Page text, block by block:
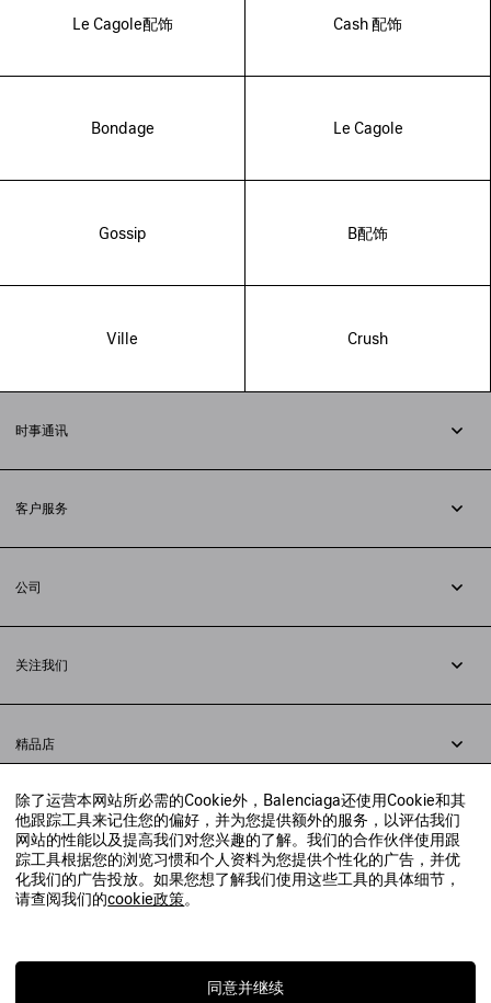
除了运营本网站所必需的Cookie外，Balenciaga还使用Cookie和其
他跟踪工具来记住您的偏好，并为您提供额外的服务，以评估我们
网站的性能以及提高我们对您兴趣的了解。我们的合作伙伴使用跟
踪工具根据您的浏览习惯和个人资料为您提供个性化的广告，并优
化我们的广告投放。如果您想了解我们使用这些工具的具体细节，
请查阅我们的cookie政策。
同意并继续
Le Cagole配饰 Cash 配饰
Bondage Le Cagole
Gossip B配饰
Ville Crush
时事通讯
客户服务
配送方式
支付
常见问题解答
公司
法律问题
联合国世界粮食计划署
举报平台
关注我们
小红书
精品店
寻找附近的精品店
实时聊天客服
发送邮件
我们将在24小时内给予回复
联系我们：400-610-6018
© 2020 巴黎世家贸易（上海）有限公司